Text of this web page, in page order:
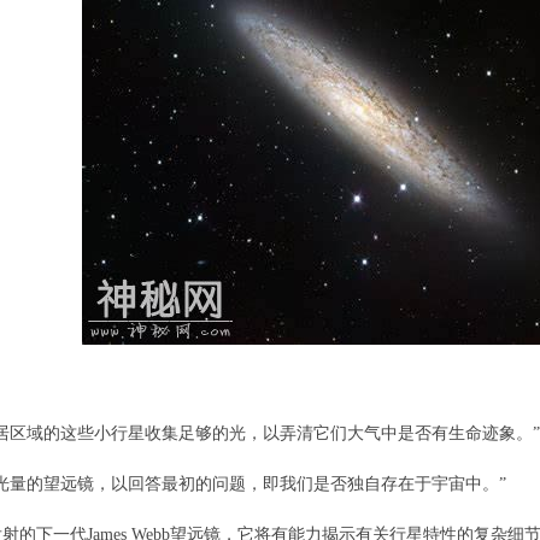
区域的这些小行星收集足够的光，以弄清它们大气中是否有生命迹象。”
量的望远镜，以回答最初的问题，即我们是否独自存在于宇宙中。”
的下一代James Webb望远镜，它将有能力揭示有关行星特性的复杂